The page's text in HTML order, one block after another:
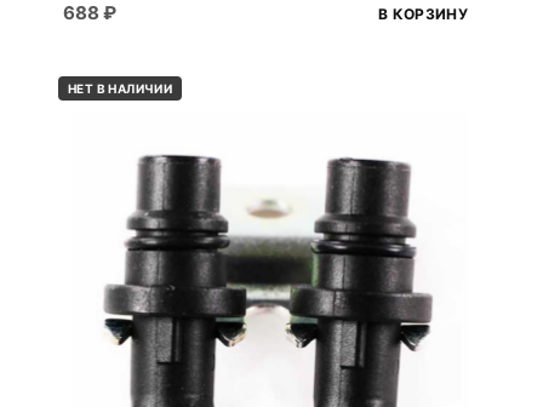
688 ₽ В КОРЗИНУ
НЕТ В НАЛИЧИИ